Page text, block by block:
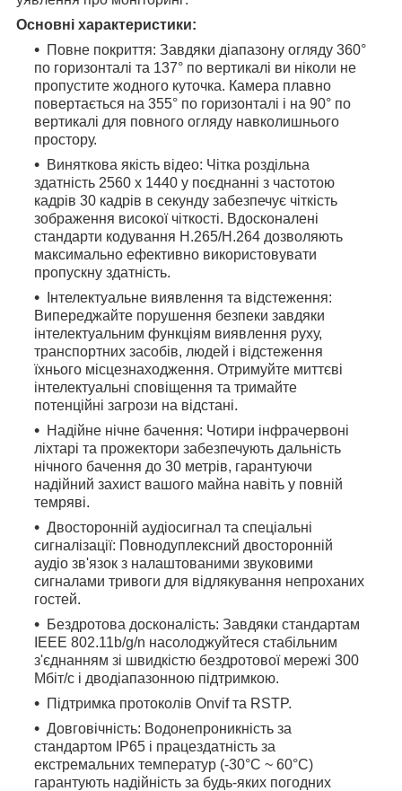
Основні характеристики:
Повне покриття: Завдяки діапазону огляду 360°
по горизонталі та 137° по вертикалі ви ніколи не
пропустите жодного куточка. Камера плавно
повертається на 355° по горизонталі і на 90° по
вертикалі для повного огляду навколишнього
простору.
Виняткова якість відео: Чітка роздільна
здатність 2560 x 1440 у поєднанні з частотою
кадрів 30 кадрів в секунду забезпечує чіткість
зображення високої чіткості. Вдосконалені
стандарти кодування H.265/H.264 дозволяють
максимально ефективно використовувати
пропускну здатність.
Інтелектуальне виявлення та відстеження:
Випереджайте порушення безпеки завдяки
інтелектуальним функціям виявлення руху,
транспортних засобів, людей і відстеження
їхнього місцезнаходження. Отримуйте миттєві
інтелектуальні сповіщення та тримайте
потенційні загрози на відстані.
Надійне нічне бачення: Чотири інфрачервоні
ліхтарі та прожектори забезпечують дальність
нічного бачення до 30 метрів, гарантуючи
надійний захист вашого майна навіть у повній
темряві.
Двосторонній аудіосигнал та спеціальні
сигналізації: Повнодуплексний двосторонній
аудіо зв'язок з налаштованими звуковими
сигналами тривоги для відлякування непроханих
гостей.
Бездротова досконалість: Завдяки стандартам
IEEE 802.11b/g/n насолоджуйтеся стабільним
з'єднанням зі швидкістю бездротової мережі 300
Мбіт/с і дводіапазонною підтримкою.
Підтримка протоколів Onvif та RSTP.
Довговічність: Водонепроникність за
стандартом IP65 і працездатність за
екстремальних температур (-30°C ~ 60°C)
гарантують надійність за будь-яких погодних